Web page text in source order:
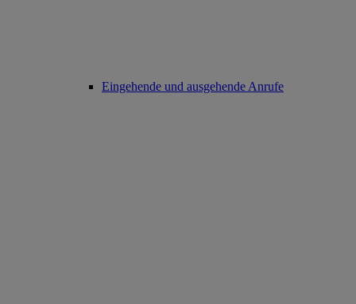
Eingehende und ausgehende Anrufe